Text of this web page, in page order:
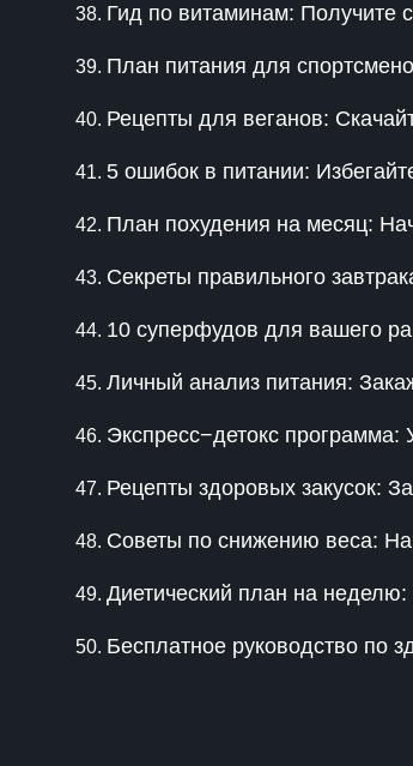
Гид по витаминам: Получите
План питания для
Рецепты для веганов:
5 ошибок в питании:
План похудения на месяц:
Секреты правильного
10 суперфудов для вашего
Личный анализ питания:
Экспресс−детокс программа:
Рецепты здоровых закусок:
Советы по снижению веса:
Диетический план на
Бесплатное руководство по